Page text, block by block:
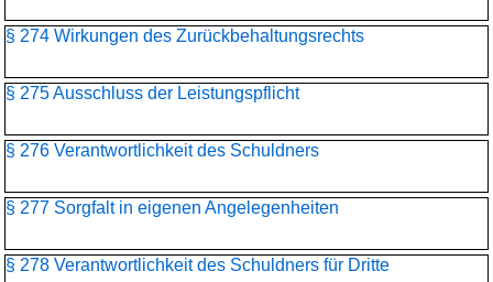
§ 274 Wirkungen des Zurückbehaltungsrechts
§ 275 Ausschluss der Leistungspflicht
§ 276 Verantwortlichkeit des Schuldners
§ 277 Sorgfalt in eigenen Angelegenheiten
§ 278 Verantwortlichkeit des Schuldners für Dritte